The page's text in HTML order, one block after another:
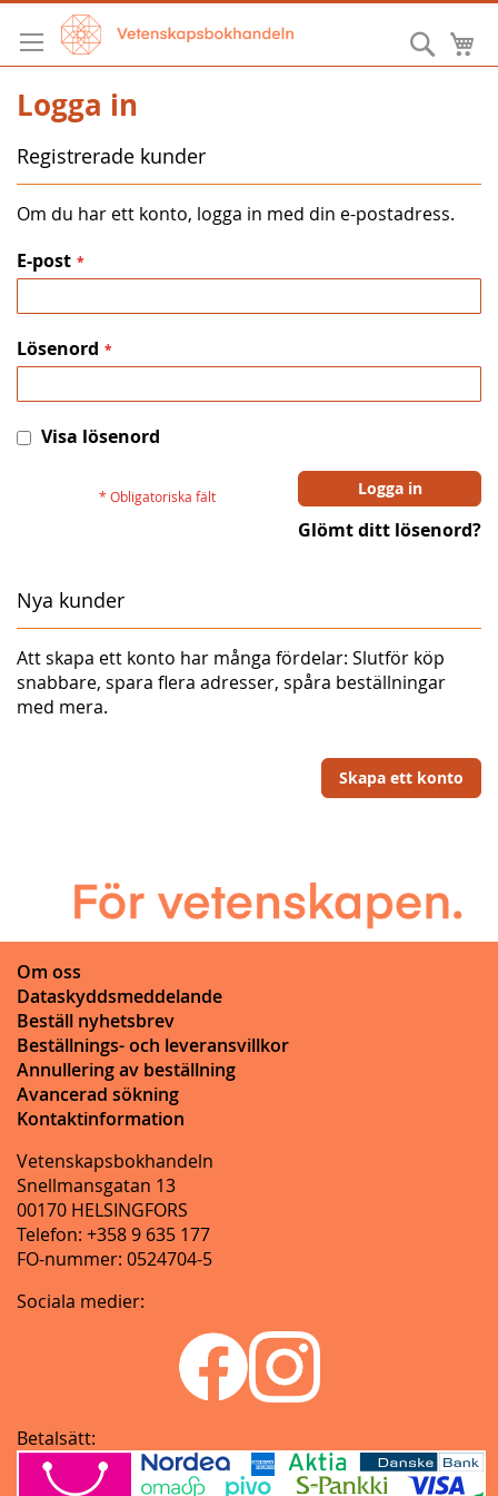
Hoppa
till
innehållet
Sök
Logga in
Registrerade kunder
Om du har ett konto, logga in med din e-postadress.
E-post
Lösenord
Visa lösenord
Logga in
Glömt ditt lösenord?
Nya kunder
Att skapa ett konto har många fördelar: Slutför köp
snabbare, spara flera adresser, spåra beställningar
med mera.
Skapa ett konto
Om oss
Dataskyddsmeddelande
Beställ nyhetsbrev
Beställnings- och leveransvillkor
Annullering av beställning
Avancerad sökning
Kontaktinformation
Vetenskapsbokhandeln
Snellmansgatan 13
00170 HELSINGFORS
Telefon: +358 9 635 177
FO-nummer: 0524704-5
Sociala medier:
Betalsätt: